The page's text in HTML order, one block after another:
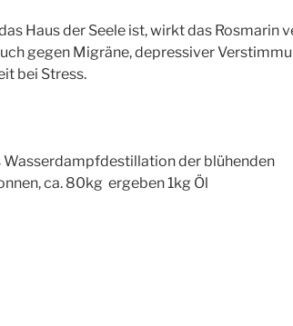
Haus der Seele ist, wirkt das Rosmarin
gegen Migräne, depressiver
bei Stress.
Wasserdampfdestillation der blühenden
ca. 80kg ergeben 1kg Öl